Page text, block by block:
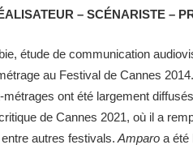
– SCÉNARISTE –
étude de communication
au Festival de Cannes 2014.
ont été largement
de Cannes 2021, où il a
autres festivals. Amparo a été